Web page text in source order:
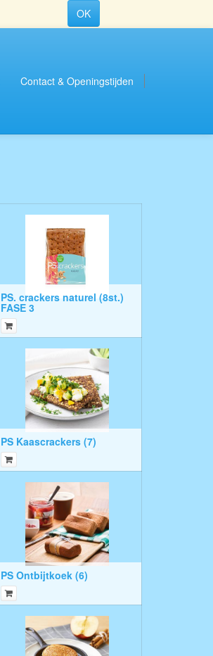
OK
Contact & Openingstijden
PS. crackers naturel (8st.)
FASE 3
PS Kaascrackers (7)
PS Ontbijtkoek (6)